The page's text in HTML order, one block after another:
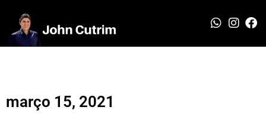
março 15, 2021